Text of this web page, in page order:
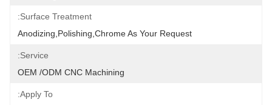
Surface Treatment:
Anodizing,polishing,chrome As Your Request
Service:
OEM /ODM CNC Machining
Apply To: